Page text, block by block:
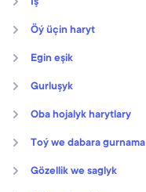
Öý üçin haryt
Egin eşik
Gurluşyk
Oba hojalyk harytlary
Toý we dabara gurnama
Gözellik we saglyk